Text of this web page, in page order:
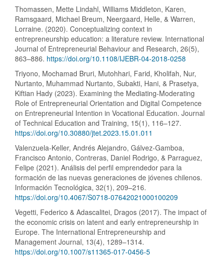
Thomassen, Mette Lindahl, Williams Middleton, Karen,
Ramsgaard, Michael Breum, Neergaard, Helle, & Warren,
Lorraine. (2020). Conceptualizing context in
entrepreneurship education: a literature review. International
Journal of Entrepreneurial Behaviour and Research, 26(5),
863–886. https://doi.org/10.1108/IJEBR-04-2018-0258
Triyono, Mochamad Bruri, Mutohhari, Farid, Kholifah, Nur,
Nurtanto, Muhammad Nurtanto, Subakti, Hani, & Prasetya,
Kiftian Hady (2023). Examining the Mediating-Moderating
Role of Entrepreneurial Orientation and Digital Competence
on Entrepreneurial Intention in Vocational Education. Journal
of Technical Education and Training, 15(1), 116–127.
https://doi.org/10.30880/jtet.2023.15.01.011
Valenzuela-Keller, Andrés Alejandro, Gálvez-Gamboa,
Francisco Antonio, Contreras, Daniel Rodrigo, & Parraguez,
Felipe (2021). Análisis del perfil emprendedor para la
formación de las nuevas generaciones de jóvenes chilenos.
Información Tecnológica, 32(1), 209–216.
https://doi.org/10.4067/S0718-07642021000100209
Vegetti, Federico & Adascalitei, Dragos (2017). The impact of
the economic crisis on latent and early entrepreneurship in
Europe. The International Entrepreneurship and
Management Journal, 13(4), 1289–1314.
https://doi.org/10.1007/s11365-017-0456-5